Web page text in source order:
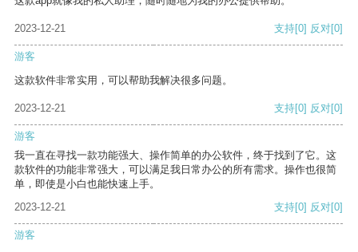
2023-12-21 支持[0] 反对[0]
游客
这款软件非常实用，可以帮助我解决很多问题。
2023-12-21 支持[0] 反对[0]
游客
我一直在寻找一款功能强大、操作简单的办公软件，终于找到了它。这
款软件的功能非常强大，可以满足我日常办公的所有需求。操作也很简
单，即使是小白也能快速上手。
2023-12-21
支持[0] 反对[0]
游客